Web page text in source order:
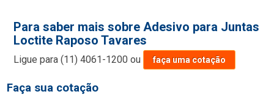
Para saber mais sobre Adesivo para Juntas
Loctite Raposo Tavares
Ligue para(11) 4061-1200 ou faça uma cotação
Faça sua cotação